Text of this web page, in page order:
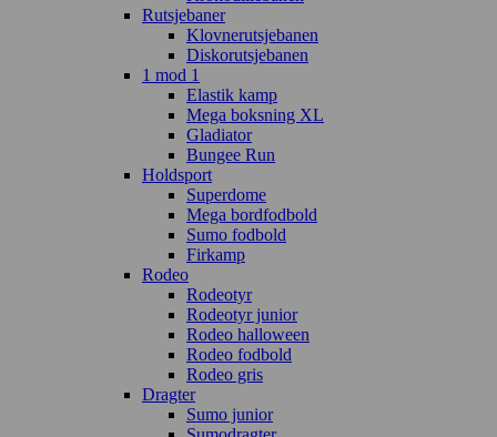
Rutsjebaner
Klovnerutsjebanen
Diskorutsjebanen
1 mod 1
Elastik kamp
Mega boksning XL
Gladiator
Bungee Run
Holdsport
Superdome
Mega bordfodbold
Sumo fodbold
Firkamp
Rodeo
Rodeotyr
Rodeotyr junior
Rodeo halloween
Rodeo fodbold
Rodeo gris
Dragter
Sumo junior